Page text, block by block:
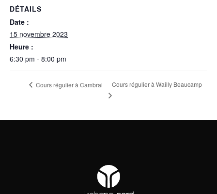
DÉTAILS
Date :
15 novembre 2023
Heure :
6:30 pm - 8:00 pm
Cours régulier à Cambrai Cours régulier à Wailly Beaucamp